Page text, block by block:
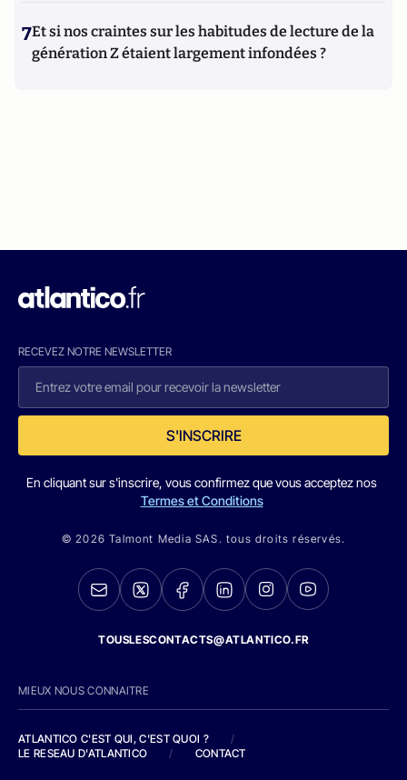
7Et si nos craintes sur les habitudes de lecture de la
génération Z étaient largement infondées ?
RECEVEZ NOTRE NEWSLETTER
S'INSCRIRE
En cliquant sur s'inscrire, vous confirmez que vous acceptez nos
Termes et Conditions
© 2026 Talmont Media SAS. tous droits réservés.
TOUSLESCONTACTS@ATLANTICO.FR
MIEUX NOUS CONNAITRE
ATLANTICO C'EST QUI, C'EST QUOI ?
/
LE RESEAU D'ATLANTICO
/ CONTACT